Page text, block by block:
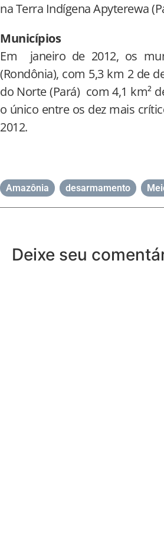
na Terra Indígena Apyterewa
Municípios
Em janeiro de 2012, os
(Rondônia), com 5,3 km 2 de
do Norte (Pará) com 4,1 km²
o único entre os dez mais
2012.
Amazônia desarmamento
Deixe seu